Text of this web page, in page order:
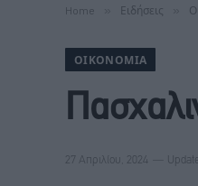
Home Ειδήσεις
ΟΙΚΟΝΟΜΊΑ
27 Απριλίου, 2024